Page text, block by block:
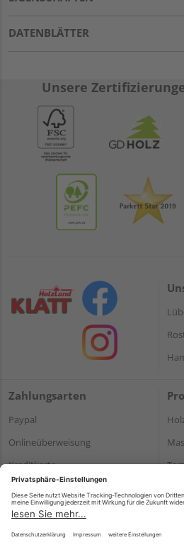
DATENBLÄTTER
Unsere
Zahlungsarten
Paypal
Onlineüberweisung
Kreditkarte
*Bonität vorausgesetzt